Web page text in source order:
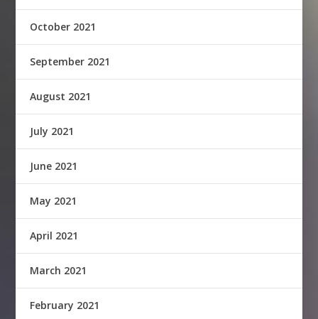
October 2021
September 2021
August 2021
July 2021
June 2021
May 2021
April 2021
March 2021
February 2021